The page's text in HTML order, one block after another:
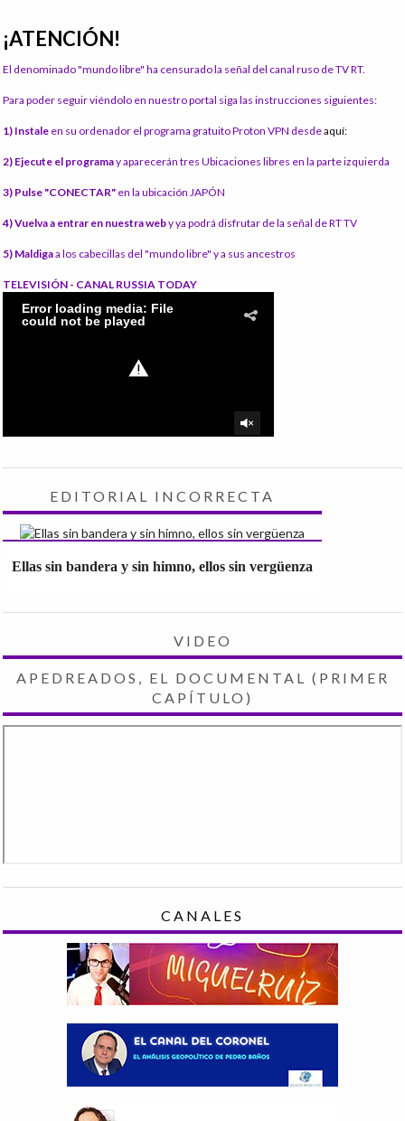
¡ATENCIÓN!
El denominado "mundo libre" ha censurado la señal del canal ruso de TV RT.
Para poder seguir viéndolo en nuestro portal siga las instrucciones siguientes:
1) Instale en su ordenador el programa gratuito Proton VPN desdeaquí:
2) Ejecute el programay aparecerán tres Ubicaciones libres en la parte izquierda
3) Pulse "CONECTAR" en la ubicación JAPÓN
4) Vuelva a entrar en nuestra weby ya podrá disfrutar de la señal de RT TV
5) Maldigaa los cabecillas del "mundo libre" y a sus ancestros
TELEVISIÓN - CANAL RUSSIA TODAY
EDITORIAL INCORRECTA
Ellas sin bandera y sin himno, ellos sin vergüenza
VIDEO
APEDREADOS, EL DOCUMENTAL (PRIMER
CAPÍTULO)
CANALES